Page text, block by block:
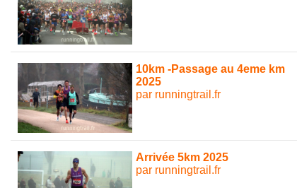
10km -Passage au 4eme km
2025
par runningtrail.fr
Arrivée 5km 2025
par runningtrail.fr